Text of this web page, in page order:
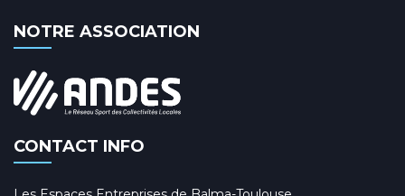
NOTRE ASSOCIATION
CONTACT INFO